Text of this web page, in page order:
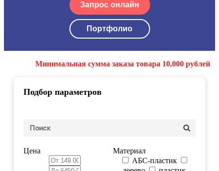
Запрос онлайн
Портфолио
Минимальная сумма заказа товара 10,000 рублей
Подбор параметров
Цена
Материал
АБС-пластик